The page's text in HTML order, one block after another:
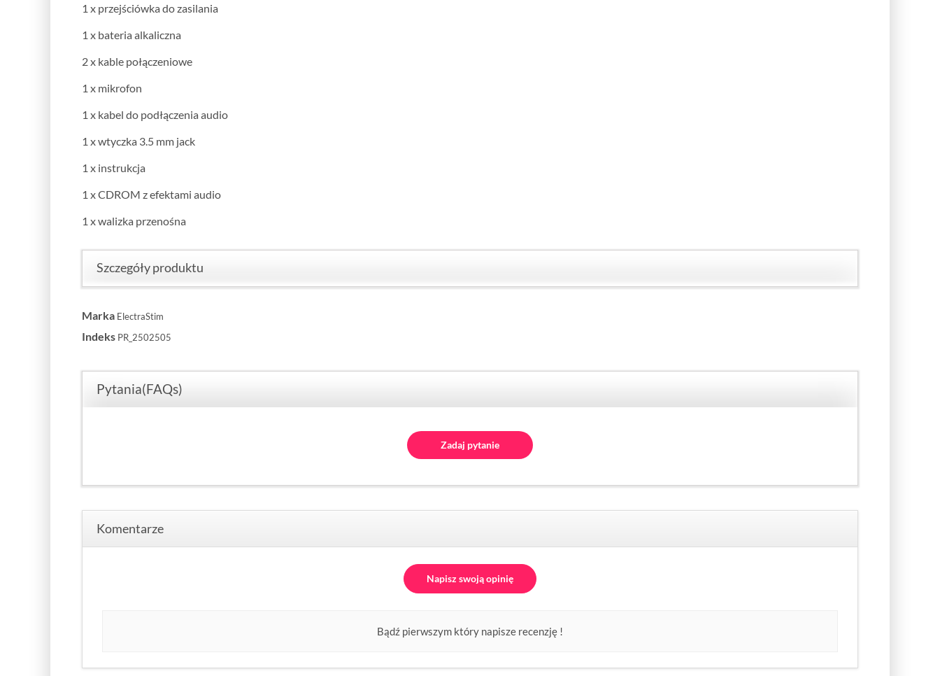
1 x przejściówka do zasilania
1 x bateria alkaliczna
2 x kable połączeniowe
1 x mikrofon
1 x kabel do podłączenia audio
1 x wtyczka 3.5 mm jack
1 x instrukcja
1 x CDROM z efektami audio
1 x walizka przenośna
Szczegóły produktu
Marka ElectraStim
Indeks PR_2502505
Pytania(FAQs)
Zadaj pytanie
Komentarze
Napisz swoją opinię
Bądź pierwszym który napisze recenzję !